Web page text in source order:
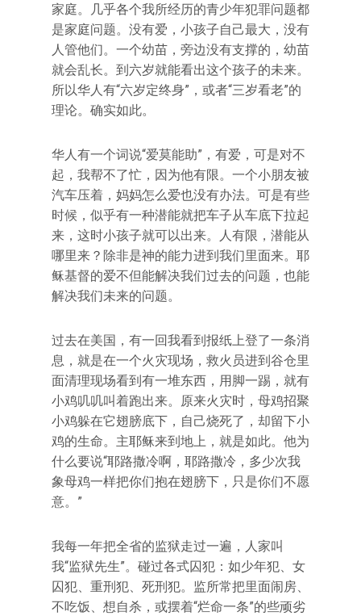
家庭。几乎各个我所经历的青少年犯罪问题都
是家庭问题。没有爱，小孩子自己最大，没有
人管他们。一个幼苗，旁边没有支撑的，幼苗
就会乱长。到六岁就能看出这个孩子的未来。
所以华人有“六岁定终身”，或者“三岁看老”的
理论。确实如此。
华人有一个词说“爱莫能助”，有爱，可是对不
起，我帮不了忙，因为他有限。一个小朋友被
汽车压着，妈妈怎么爱也没有办法。可是有些
时候，似乎有一种潜能就把车子从车底下拉起
来，这时小孩子就可以出来。人有限，潜能从
哪里来？除非是神的能力进到我们里面来。耶
稣基督的爱不但能解决我们过去的问题，也能
解决我们未来的问题。
过去在美国，有一回我看到报纸上登了一条消
息，就是在一个火灾现场，救火员进到谷仓里
面清理现场看到有一堆东西，用脚一踢，就有
小鸡叽叽叫着跑出来。原来火灾时，母鸡招聚
小鸡躲在它翅膀底下，自己烧死了，却留下小
鸡的生命。主耶稣来到地上，就是如此。他为
什么要说“耶路撒冷啊，耶路撒冷，多少次我
象母鸡一样把你们抱在翅膀下，只是你们不愿
意。”
我每一年把全省的监狱走过一遍，人家叫
我“监狱先生”。碰过各式囚犯：如少年犯、女
囚犯、重刑犯、死刑犯。监所常把里面闹房、
不吃饭、想自杀，或摆着“烂命一条”的些顽劣